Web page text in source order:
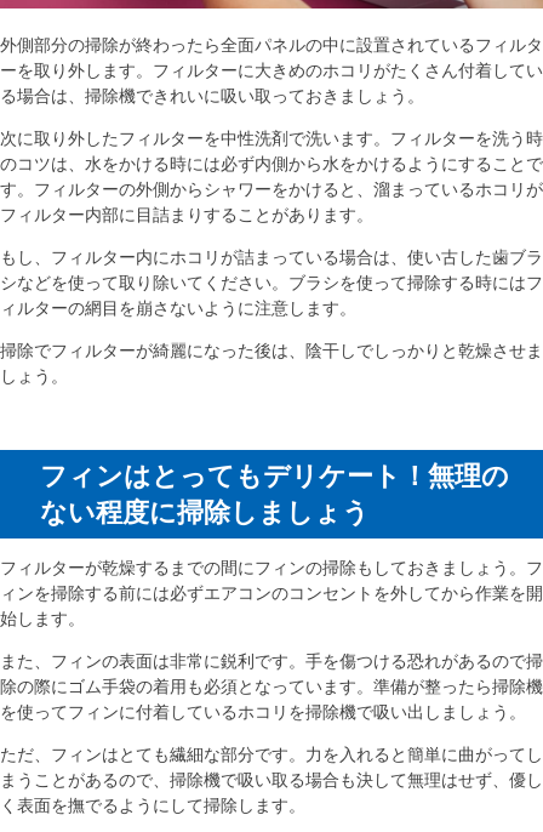
外側部分の掃除が終わったら全面パネルの中に設置されているフィルタ
ーを取り外します。フィルターに大きめのホコリがたくさん付着してい
る場合は、掃除機できれいに吸い取っておきましょう。
次に取り外したフィルターを中性洗剤で洗います。フィルターを洗う時
のコツは、水をかける時には必ず内側から水をかけるようにすることで
す。フィルターの外側からシャワーをかけると、溜まっているホコリが
フィルター内部に目詰まりすることがあります。
もし、フィルター内にホコリが詰まっている場合は、使い古した歯ブラ
シなどを使って取り除いてください。ブラシを使って掃除する時にはフ
ィルターの網目を崩さないように注意します。
掃除でフィルターが綺麗になった後は、陰干しでしっかりと乾燥させま
しょう。
フィンはとってもデリケート！無理の
ない程度に掃除しましょう
フィルターが乾燥するまでの間にフィンの掃除もしておきましょう。フ
ィンを掃除する前には必ずエアコンのコンセントを外してから作業を開
始します。
また、フィンの表面は非常に鋭利です。手を傷つける恐れがあるので掃
除の際にゴム手袋の着用も必須となっています。準備が整ったら掃除機
を使ってフィンに付着しているホコリを掃除機で吸い出しましょう。
ただ、フィンはとても繊細な部分です。力を入れると簡単に曲がってし
まうことがあるので、掃除機で吸い取る場合も決して無理はせず、優し
く表面を撫でるようにして掃除します。